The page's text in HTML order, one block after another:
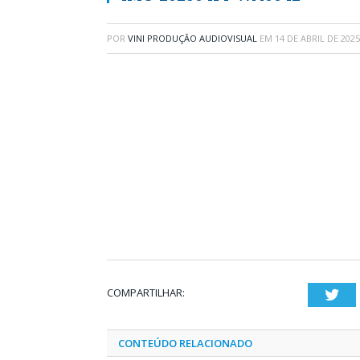
POR VINI PRODUÇÃO AUDIOVISUAL EM 14 DE ABRIL DE 2025
COMPARTILHAR:
CONTEÚDO RELACIONADO